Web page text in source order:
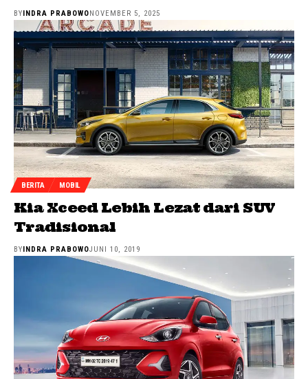
BY INDRA PRABOWO NOVEMBER 5, 2025
BERITA MOBIL
Kia Xceed Lebih Lezat dari SUV
Tradisional
BY INDRA PRABOWOJUNI 10, 2019